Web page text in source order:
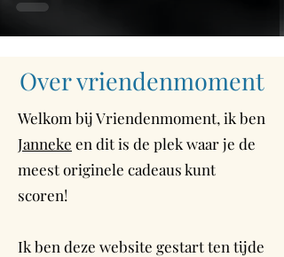
Over vriendenmoment
Welkom bij Vriendenmoment, ik ben
Janneke en dit is de plek waar je de
meest originele cadeaus kunt
scoren!
Ik ben deze website gestart ten tijde